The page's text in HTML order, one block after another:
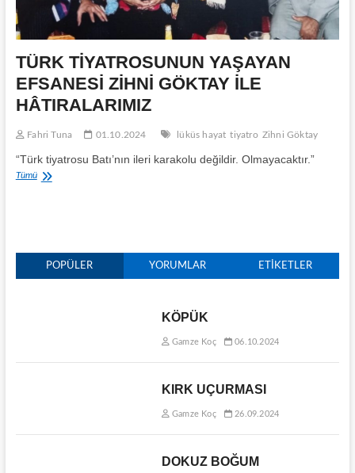
TÜRK TİYATROSUNUN YAŞAYAN
EFSANESİ ZİHNİ GÖKTAY İLE
HÂTIRALARIMIZ
Fahri Tuna 01.10.2024 lüküs hayat tiyatro Zihni Göktay
“Türk tiyatrosu Batı’nın ileri karakolu değildir. Olmayacaktır.”
TümüTÜRK
İLE
HÂTIRALARIMIZ
POPÜLER YORUMLAR ETIKETLER
KÖPÜK
Gamze Koç 06.10.2024
KIRK UÇURMASI
Gamze Koç 26.09.2024
DOKUZ BOĞUM